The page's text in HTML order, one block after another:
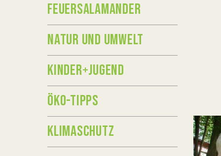
FEUERSALAMANDER
NATUR UND UMWELT
KINDER+JUGEND
ÖKO-TIPPS
KLIMASCHUTZ